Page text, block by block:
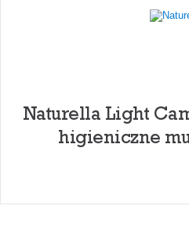
Naturella Light
higieniczne